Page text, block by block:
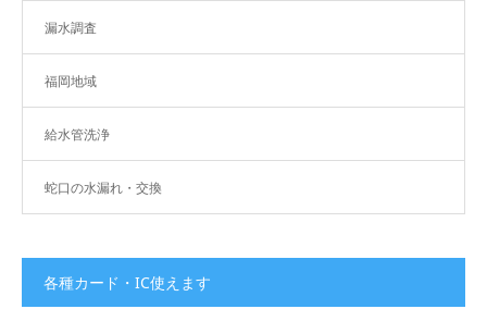
漏水調査
福岡地域
給水管洗浄
蛇口の水漏れ・交換
各種カード・IC使えます